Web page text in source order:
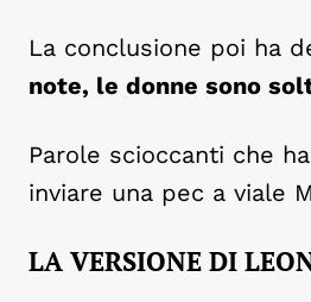
La conclusione poi ha
note, le donne sono
Parole scioccanti che
inviare una pec a viale
LA VERSIONE DI